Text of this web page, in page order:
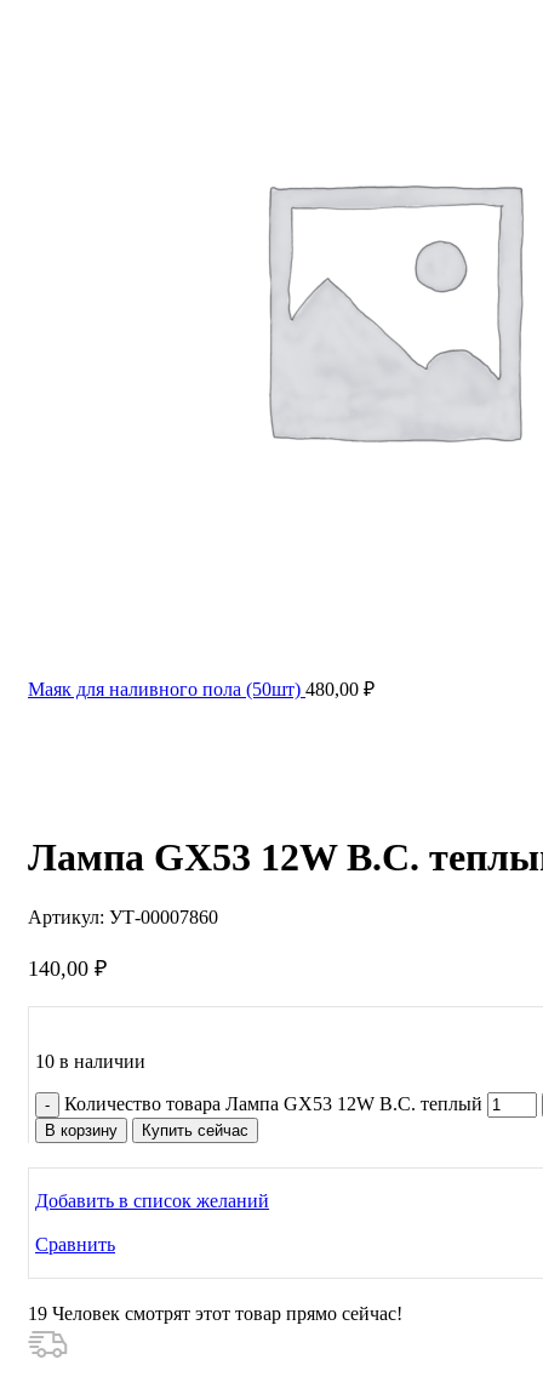
Маяк для наливного пола (50шт) 480,00 ₽
Лампа GX53 12W В.С.
Артикул: УТ-00007860
140,00 ₽
10 в наличии
Количество товара Лампа GX53 12W В.С. теплый
В корзину Купить сейчас
Добавить в список желаний
Сравнить
19 Человек смотрят этот товар прямо сейчас!